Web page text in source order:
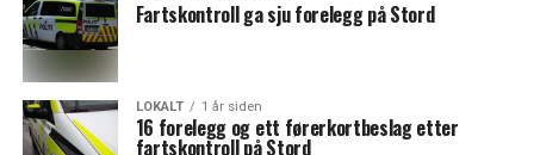
Fartskontroll ga sju forelegg på Stord
LOKALT 1 år siden
16 forelegg og ett førerkortbeslag etter
fartskontroll på Stord